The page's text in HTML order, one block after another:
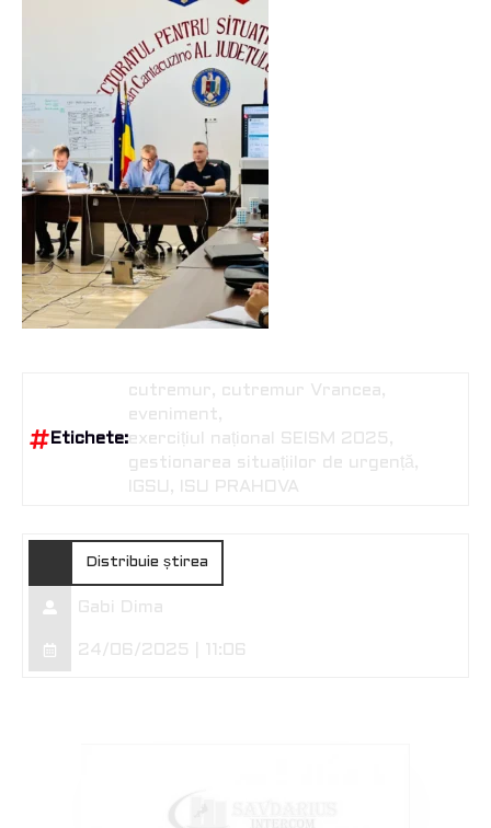
Etichete:
cutremur
cutremur Vrancea
eveniment
exercițiul național SEISM 2025
gestionarea situațiilor de urgență
IGSU
ISU PRAHOVA
Distribuie știrea
Gabi Dima
24/06/2025 | 11:06